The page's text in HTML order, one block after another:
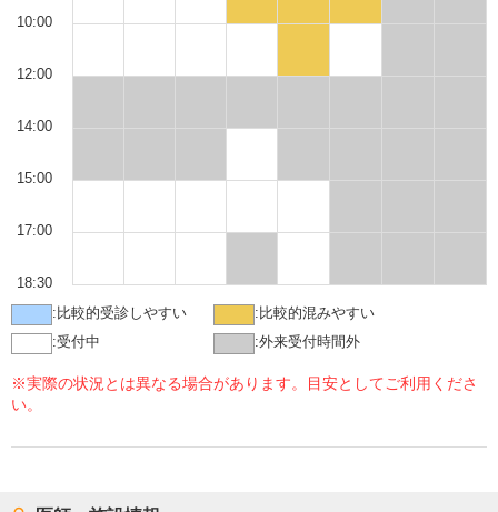
10:00
12:00
14:00
15:00
17:00
18:30
: 比較的受診しやすい : 比較的混みやすい
:受付中 :外来受付時間外
※実際の状況とは異なる場合があります。目安としてご利用くださ
い。